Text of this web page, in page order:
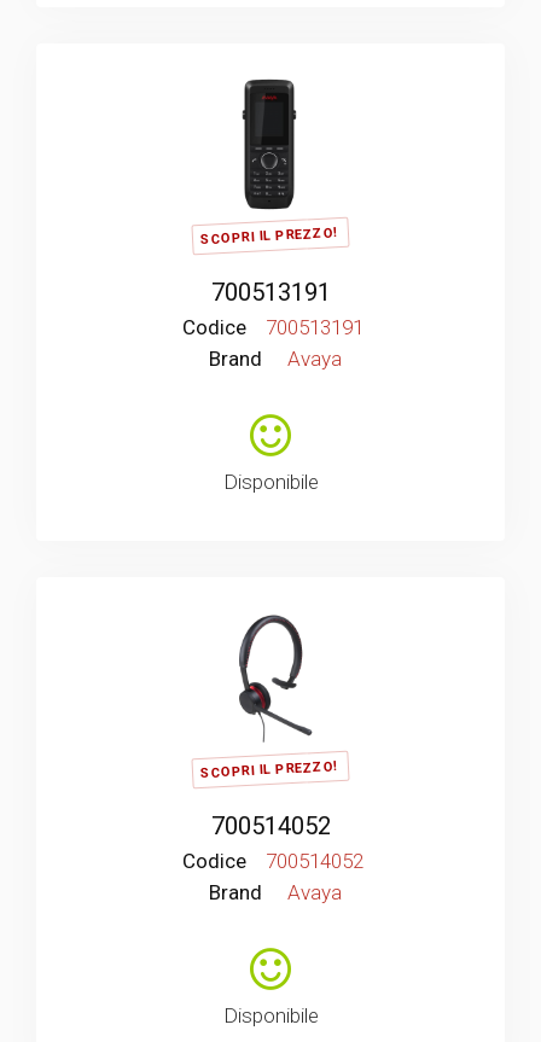
SCOPRI IL PREZZO!
700513191
Codice
700513191
Brand
Avaya
Disponibile
SCOPRI IL PREZZO!
700514052
Codice
700514052
Brand
Avaya
Disponibile